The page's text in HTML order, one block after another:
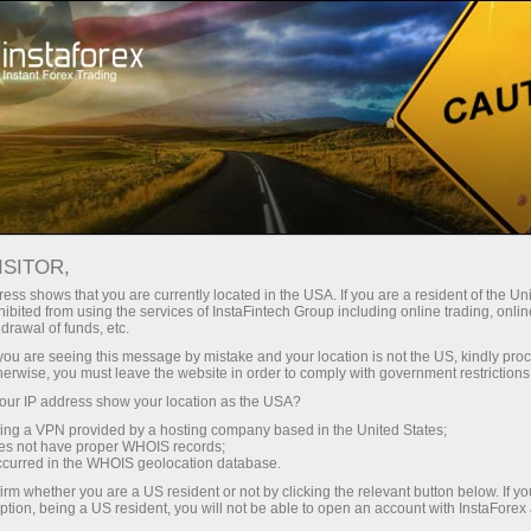
Con InstaForex obtiene acceso a
competitivas: apalancamiento de
hasta 1:5000, unos de los mejores
spreads y comisiones del
mercado, así como condiciones
atractivas para operar con
acciones e índices.
Spreads mínimos
Bono del 30%
en cada depósito
Velocidad
en el trading y en la pista
shows that you are currently located in the USA. If you are a resident of the
from using the services of InstaFintech Group including online trading,
of funds, etc.
are seeing this message by mistake and your location is not the US, kindly
you must leave the website in order to comply with government
IP address show your location as the USA?
a VPN provided by a hosting company based in the United States;
not have proper WHOIS records;
in the WHOIS geolocation database.
whether you are a US resident or not by clicking the relevant button below. If
being a US resident, you will not be able to open an account with InstaForex